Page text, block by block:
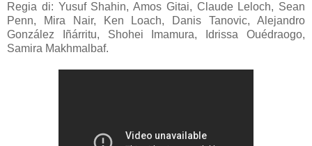
Regia di: Yusuf Shahin, Amos Gitai, Claude Leloch, Sean
Penn, Mira Nair, Ken Loach, Danis Tanovic, Alejandro
González Iñárritu, Shohei Imamura, Idrissa Ouédraogo,
Samira Makhmalbaf.